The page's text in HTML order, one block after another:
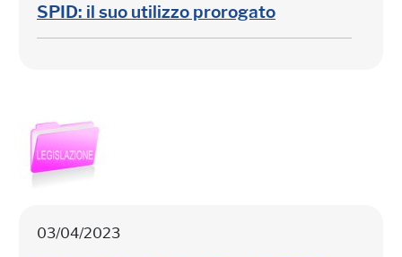
SPID: il suo utilizzo prorogato
03/04/2023